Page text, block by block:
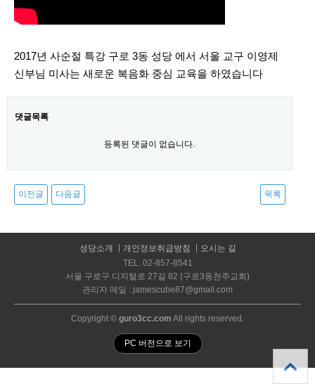
2017년 사순절 특강 구로 3동 성당 에서 서울 교구 이영제
신부님 미사는 새로운 복음화 중심 교육을 하였습니다
댓글목록
등록된 댓글이 없습니다.
이전글 다음글 목록
성당소개 개인정보취급방침
오시는 길
TEL. 02-857-8541
서울 구로구 디지털로 27길 82 (구로3동천주교회)
관리자 메일 : jamescube87@gmail.com
Copyright © guro3cc.com All rights reserved.
PC 버전으로 보기